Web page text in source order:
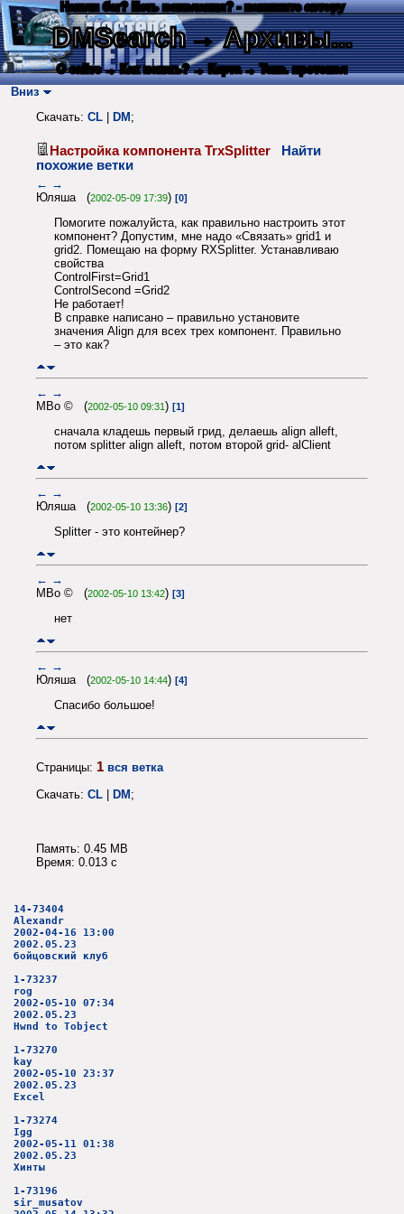
Нашли баг? Есть пожелания? - напишите автору
DMSearch→ Архивы...
О сайте → Как искать? → Карта → Текс. протокол
Вниз
Скачать: CL DM ;
Настройка компонента TrxSplitter
Найти
похожие ветки
← →
Юляша (2002-05-09 17:39) [0]
Помогите пожалуйста, как правильно настроить этот
компонент? Допустим, мне надо «Связать» grid1 и
grid2. Помещаю на форму RXSplitter. Устанавливаю
свойства
ControlFirst=Grid1
ControlSecond =Grid2
Не работает!
В справке написано – правильно установите
значения Align для всех трех компонент. Правильно
– это как?
← →
MBo © (2002-05-10 09:31) [1]
сначала кладешь первый грид, делаешь align alleft,
потом splitter align alleft, потом второй grid- alClient
← →
Юляша (2002-05-10 13:36) [2]
Splitter - это контейнер?
← →
MBo © (2002-05-10 13:42) [3]
нет
← →
Юляша (2002-05-10 14:44) [4]
Спасибо большое!
Страницы: 1 вся ветка
Скачать: CL | DM;
Память: 0.45 MB
Время: 0.013 c
14-73404
Alexandr
2002-04-16 13:00
2002.05.23
бойцовский клуб
1-73237
rog
2002-05-10 07:34
2002.05.23
Hwnd to Tobject
1-73270
kay
2002-05-10 23:37
2002.05.23
Excel
1-73274
Igg
2002-05-11 01:38
2002.05.23
Хинты
1-73196
sir_musatov